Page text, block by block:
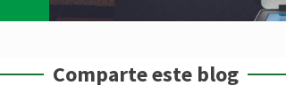
Comparte este blog